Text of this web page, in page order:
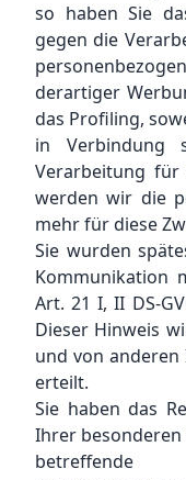
so haben Sie
gegen die
derartiger
das Profiling,
in Verbindung
Verarbeitung für
werden wir die
mehr für diese
Sie wurden
Kommunikation
Art. 21 I, II DS-
Dieser Hinweis
und von
erteilt.
Sie haben das
Ihrer besonderen